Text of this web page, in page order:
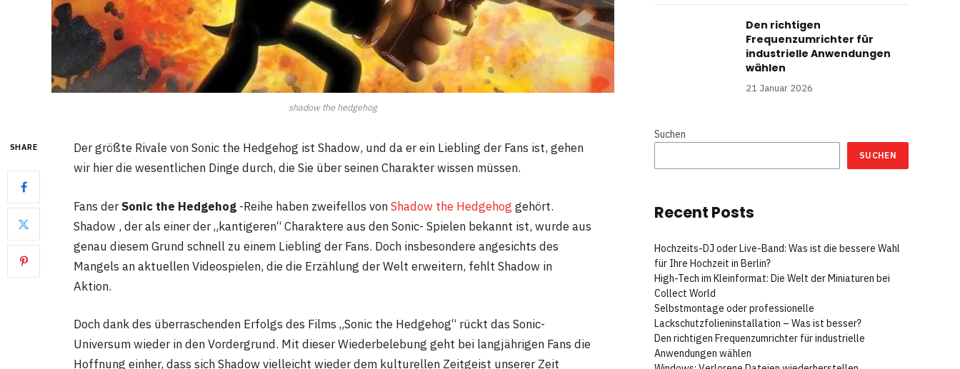
shadow the hedgehog
SHARE
Der größte Rivale von Sonic the Hedgehog ist Shadow, und da er ein Liebling der Fans ist, gehen
wir hier die wesentlichen Dinge durch, die Sie über seinen Charakter wissen müssen.
Fans derSonic the Hedgehog -Reihe haben zweifellos vonShadow the Hedgehog gehört.
Shadow , der als einer der „kantigeren“ Charaktere aus den Sonic- Spielen bekannt ist, wurde aus
genau diesem Grund schnell zu einem Liebling der Fans. Doch insbesondere angesichts des
Mangels an aktuellen Videospielen, die die Erzählung der Welt erweitern, fehlt Shadow in
Aktion.
Doch dank des überraschenden Erfolgs des Films „Sonic the Hedgehog“ rückt das Sonic-
Universum wieder in den Vordergrund. Mit dieser Wiederbelebung geht bei langjährigen Fans die
Hoffnung einher, dass sich Shadow vielleicht wieder dem kulturellen Zeitgeist unserer Zeit
Den richtigen
Frequenzumrichter für
industrielle Anwendungen
wählen
21 Januar 2026
Suchen
SUCHEN
Recent Posts
Hochzeits-DJ oder Live-Band: Was ist die bessere Wahl
für Ihre Hochzeit in Berlin?
High-Tech im Kleinformat: Die Welt der Miniaturen bei
Collect World
Selbstmontage oder professionelle
Lackschutzfolieninstallation – Was ist besser?
Den richtigen Frequenzumrichter für industrielle
Anwendungen wählen